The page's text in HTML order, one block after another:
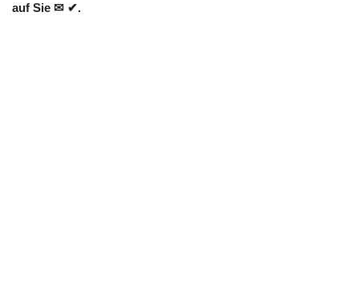
auf Sie ✉ ✔.